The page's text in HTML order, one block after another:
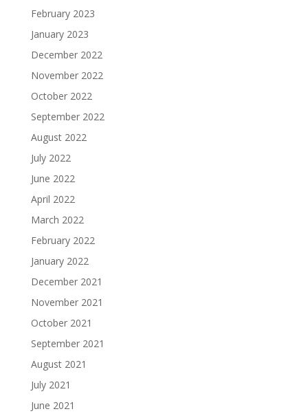
February 2023
January 2023
December 2022
November 2022
October 2022
September 2022
August 2022
July 2022
June 2022
April 2022
March 2022
February 2022
January 2022
December 2021
November 2021
October 2021
September 2021
August 2021
July 2021
June 2021